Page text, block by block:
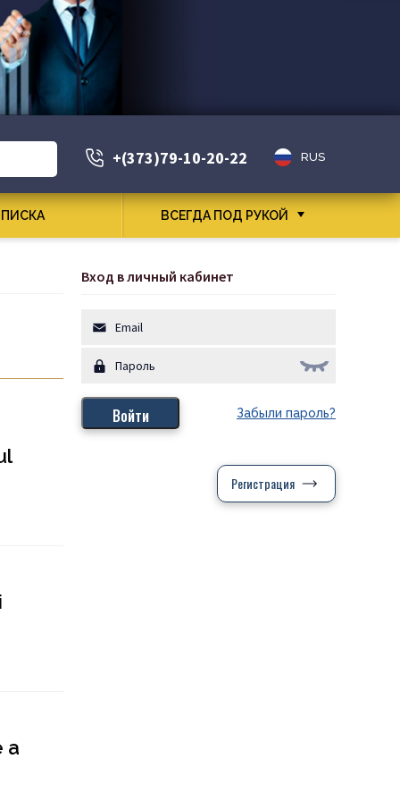
+(373)79-10-20-22 RUS
ВСЕГДА ПОД РУКОЙ
a
Вход в личный кабинет
Забыли пароль?
Регистрация